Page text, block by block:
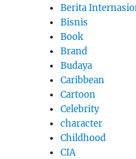
Berita
Bisnis
Book
Brand
Budaya
Caribbean
Cartoon
Celebrity
character
Childhood
CIA